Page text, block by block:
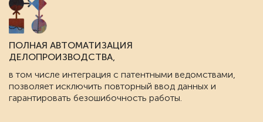
ПОЛНАЯ АВТОМАТИЗАЦИЯ
ДЕЛОПРОИЗВОДСТВА,
в том числе интеграция с патентными ведомствами,
позволяет исключить повторный ввод данных и
гарантировать безошибочность работы.